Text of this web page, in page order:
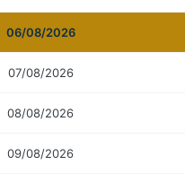
06/08/2026
07/08/2026
08/08/2026
09/08/2026